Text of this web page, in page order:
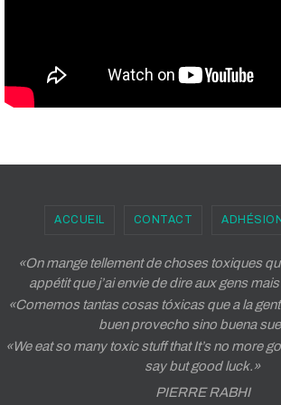
ACCUEIL CONTACT
«On mange tellement de choses toxiques
appétit que j’ai envie de dire aux gens
«Comemos tantas cosas tóxicas que a la
buen provecho sino buena
«We eat so many toxic stuff that It’s no more
say but good luck.»
PIERRE RABHI